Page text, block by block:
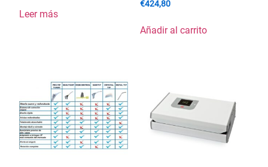
Leer más
€424,80
Añadir al carrito